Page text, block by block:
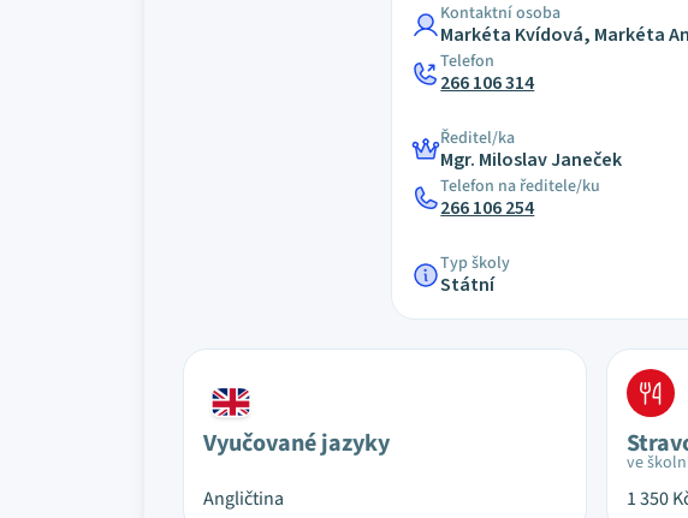
Kontaktní osoba
Markéta Kvídová, Markéta
Telefon
266 106 314
Ředitel/ka
Mgr. Miloslav Janeček
Telefon na ředitele/ku
266 106 254
Typ školy
Státní
Vyučované jazyky
Angličtina
ve
1 350